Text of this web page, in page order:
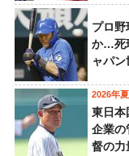
プロ
か…死
ャパ
2026年
東日本
企業の
督の力